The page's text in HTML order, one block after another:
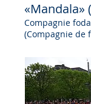
«Mandala»
Compagnie
(Compagnie de